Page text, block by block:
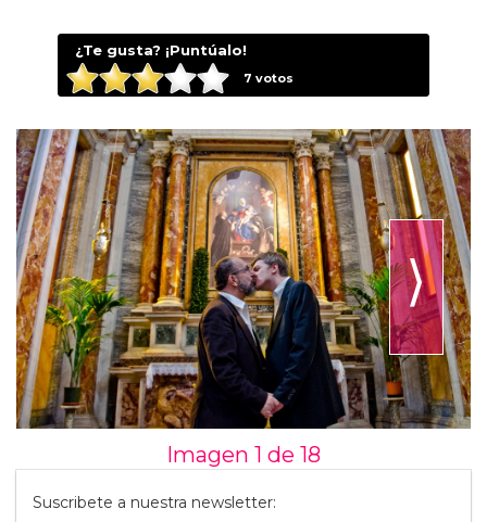
¿Te gusta? ¡Puntúalo!
7 votos
⟩
Imagen 1 de 18
Suscribete a nuestra newsletter: